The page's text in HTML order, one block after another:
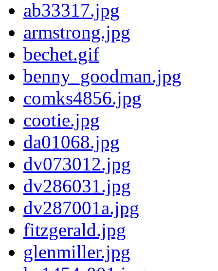
ab33317.jpg
armstrong.jpg
bechet.gif
benny_goodman.jpg
comks4856.jpg
cootie.jpg
da01068.jpg
dv073012.jpg
dv286031.jpg
dv287001a.jpg
fitzgerald.jpg
glenmiller.jpg